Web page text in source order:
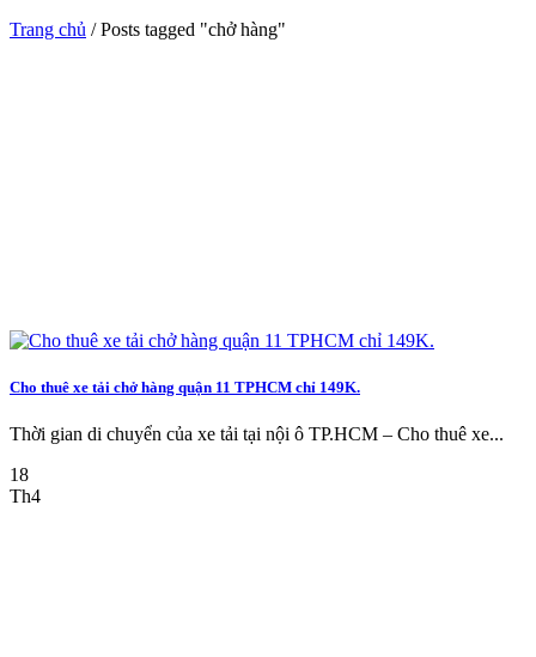
Trang chủ /Posts tagged "chở hàng"
Cho thuê xe tải chở hàng quận 11 TPHCM chỉ 149K.
Thời gian di chuyển của xe tải tại nội ô TP.HCM – Cho thuê xe...
18
Th4